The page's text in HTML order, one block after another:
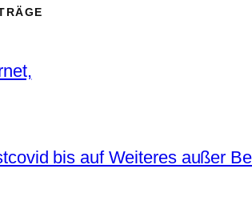
bis auf Weiteres außer